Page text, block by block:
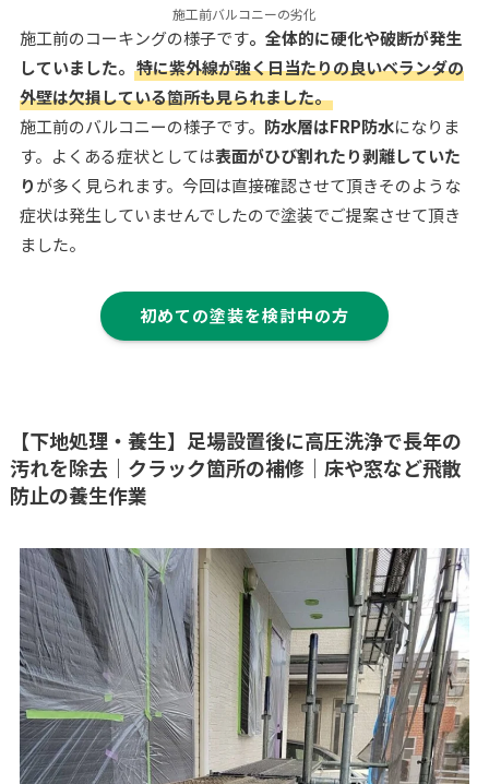
施工前バルコニーの劣化
施工前のコーキングの様子です。全体的に硬化や破断が発生
していました。 特に紫外線が強く日当たりの良いベランダの
外壁は欠損している箇所も見られました。
施工前のバルコニーの様子です。 防水層はFRP防水になりま
す。よくある症状としては表面がひび割れたり剥離していた
りが多く見られます。今回は直接確認させて頂きそのような
症状は発生していませんでしたので塗装でご提案させて頂き
ました。
初めての塗装を検討中の方
【下地処理・養生】足場設置後に高圧洗浄で長年の
汚れを除去｜クラック箇所の補修｜床や窓など飛散
防止の養生作業